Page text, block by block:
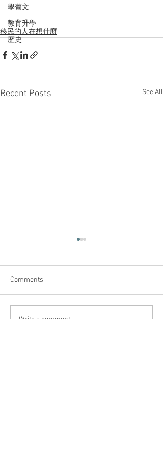
學葡文
教育升學
歷史
移民的人在想什麼
Recent Posts See All
食麵包有咩好羞恥⁉️ 生命
Comments
Write a comment...